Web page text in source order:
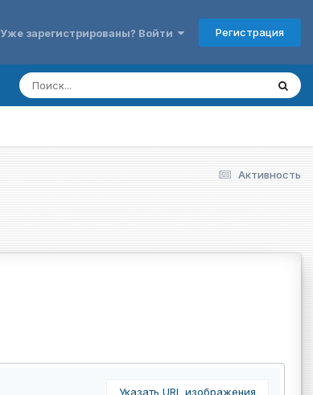
Уже зарегистрированы? Войти Регистрация
Активность
Указать URL изображения